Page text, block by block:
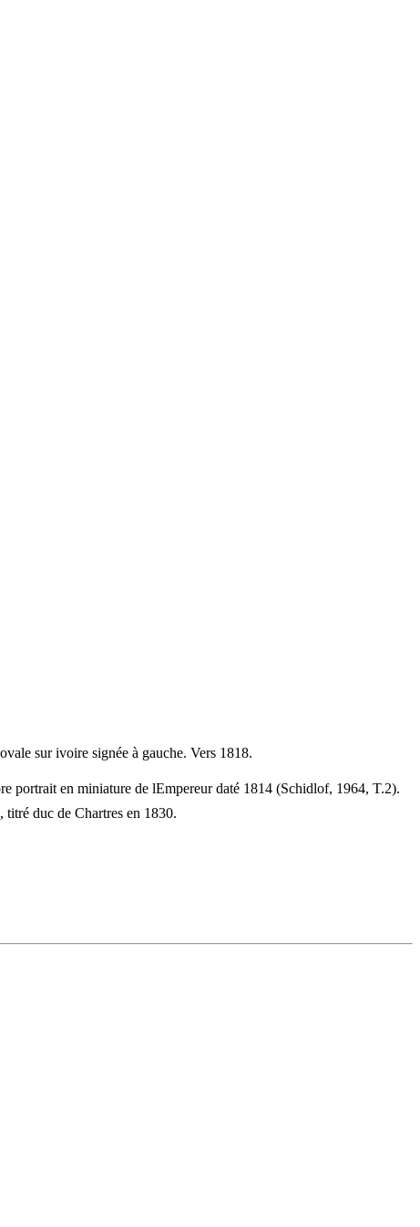
sur ivoire signée à gauche. Vers 1818.
portrait en miniature de lEmpereur daté 1814 (Schidlof, 1964, T.2).
duc de Chartres en 1830.